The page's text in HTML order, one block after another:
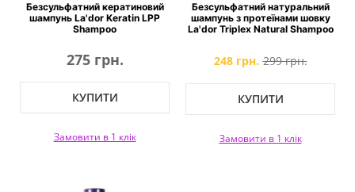
Безсульфатний кератиновий
шампунь La'dor Keratin LPP
Shampoo
275 грн.
КУПИТИ
Замовити в 1 клік
Безсульфатний натуральний
шампунь з протеїнами шовку
La'dor Triplex Natural Shampoo
248 грн. 299 грн.
КУПИТИ
Замовити в 1 клік